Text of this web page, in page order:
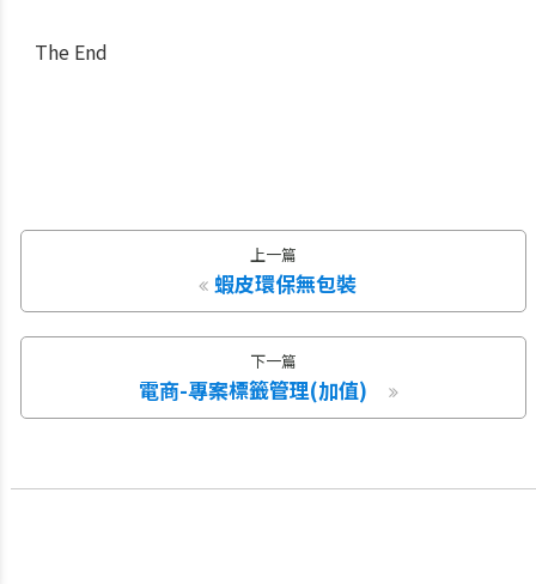
The End
上一篇
蝦皮環保無包裝
下一篇
電商-專案標籤管理(加值)